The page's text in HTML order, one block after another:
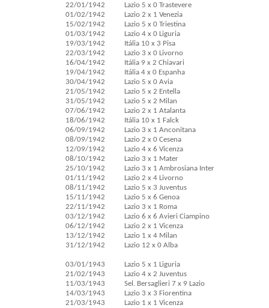
22/01/1942
01/02/1942
15/02/1942
01/03/1942
19/03/1942
22/03/1942
16/04/1942
19/04/1942
30/04/1942
21/05/1942
31/05/1942
07/06/1942
18/06/1942
06/09/1942
08/09/1942
12/09/1942
08/10/1942
25/10/1942
01/11/1942
08/11/1942
15/11/1942
22/11/1942
03/12/1942
06/12/1942
13/12/1942
31/12/1942
03/01/1943
21/02/1943
11/03/1943
14/03/1943
21/03/1943
Lazio 5 x 0 Trastevere
Lazio 2 x 1 Venezia
Lazio 5 x 0 Triestina
Lazio 4 x 0 Liguria
Itália 10 x 3 Pisa
Lazio 3 x 0 Livorno
Itália 9 x 2 Chiavari
Itália 4 x 0 Espanha
Lazio 5 x 0 Avia
Lazio 5 x 2 Entella
Lazio 5 x 2 Milan
Lazio 2 x 1 Atalanta
Itália 10 x 1 Falck
Lazio 3 x 1 Anconitana
Lazio 2 x 0 Cesena
Lazio 4 x 6 Vicenza
Lazio 3 x 1 Mater
Lazio 3 x 1 Ambrosiana Inter
Lazio 2 x 4 Livorno
Lazio 5 x 3 Juventus
Lazio 5 x 6 Genoa
Lazio 3 x 1 Roma
Lazio 6 x 6 Avieri Ciampino
Lazio 2 x 1 Vicenza
Lazio 1 x 4 Milan
Lazio 12 x 0 Alba
Lazio 5 x 1 Liguria
Lazio 4 x 2 Juventus
Sel. Bersaglieri 7 x 9 Lazio
Lazio 3 x 3 Fiorentina
Lazio 1 x 1 Vicenza